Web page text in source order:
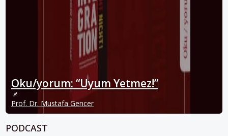
Oku/yorum: “Uyum Yetmez!”
Prof. Dr. Mustafa Gencer
PODCAST